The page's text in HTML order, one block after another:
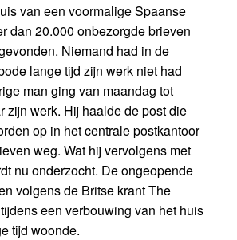
van een voormalige Spaanse
dan 20.000 onbezorgde brieven
Niemand had in de
lange tijd zijn werk niet had
man ging van maandag tot
zijn werk. Hij haalde de post die
op in het centrale postkantoor
weg. Wat hij vervolgens met
nu onderzocht. De ongeopende
volgens de Britse krant The
een verbouwing van het huis
tijd woonde.